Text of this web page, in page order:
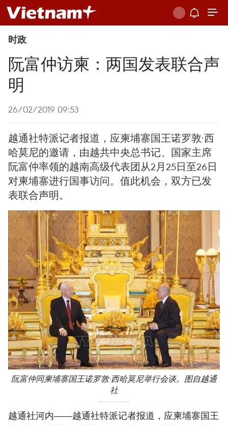
时政
阮富仲访柬：两国发表联合声
明
26/02/2019 09:53
越通社特派记者报道，应柬埔寨国王诺罗敦·西
哈莫尼的邀请，由越共中央总书记、国家主席
阮富仲率领的越南高级代表团从2月25日至26日
对柬埔寨进行国事访问。值此机会，双方已发
表联合声明。
阮富仲同柬埔寨国王诺罗敦·西哈莫尼举行会谈。图自越通
社
越通社河内——越通社特派记者报道，应柬埔寨国王